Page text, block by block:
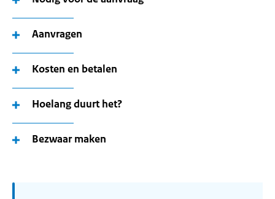
Aanvragen
Kosten en betalen
Hoelang duurt het?
Bezwaar maken